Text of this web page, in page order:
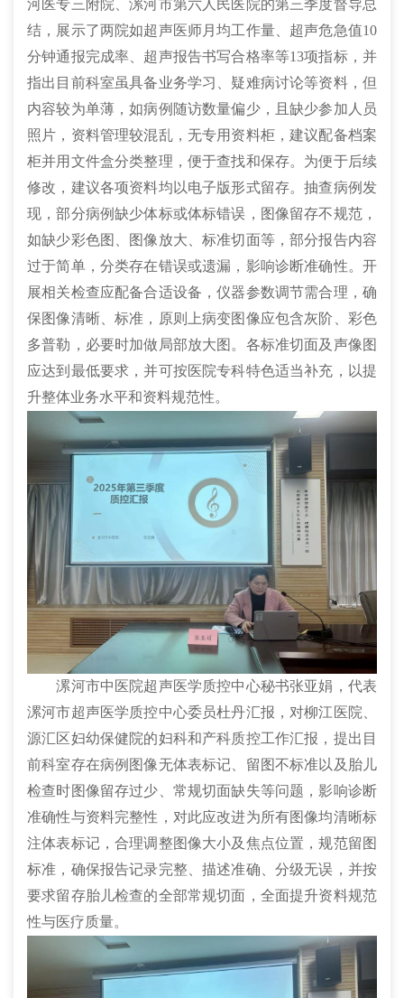
河医专三附院、漯河市第六人民医院的第三季度督导总
结，展示了两院如超声医师月均工作量、超声危急值10
分钟通报完成率、超声报告书写合格率等13项指标，并
指出目前科室虽具备业务学习、疑难病讨论等资料，但
内容较为单薄，如病例随访数量偏少，且缺少参加人员
照片，资料管理较混乱，无专用资料柜，建议配备档案
柜并用文件盒分类整理，便于查找和保存。为便于后续
修改，建议各项资料均以电子版形式留存。抽查病例发
现，部分病例缺少体标或体标错误，图像留存不规范，
如缺少彩色图、图像放大、标准切面等，部分报告内容
过于简单，分类存在错误或遗漏，影响诊断准确性。开
展相关检查应配备合适设备，仪器参数调节需合理，确
保图像清晰、标准，原则上病变图像应包含灰阶、彩色
多普勒，必要时加做局部放大图。各标准切面及声像图
应达到最低要求，并可按医院专科特色适当补充，以提
升整体业务水平和资料规范性。
漯河市中医院超声医学质控中心秘书张亚娟，代表
漯河市超声医学质控中心委员杜丹汇报，对柳江医院、
源汇区妇幼保健院的妇科和产科质控工作汇报，提出目
前科室存在病例图像无体表标记、留图不标准以及胎儿
检查时图像留存过少、常规切面缺失等问题，影响诊断
准确性与资料完整性，对此应改进为所有图像均清晰标
注体表标记，合理调整图像大小及焦点位置，规范留图
标准，确保报告记录完整、描述准确、分级无误，并按
要求留存胎儿检查的全部常规切面，全面提升资料规范
性与医疗质量。